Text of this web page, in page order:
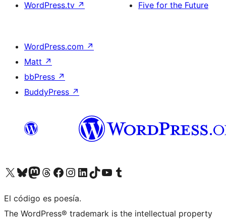
WordPress.tv ↗
Five for the Future
WordPress.com ↗
Matt ↗
bbPress ↗
BuddyPress ↗
Visita nuestra cuenta de X (anteriormente Twitter)
Visita nuestra cuenta de Bluesky
Visita nuestra cuenta de Mastodon
Visita nuestra cuenta de Threads
Visita nuestra página de Facebook
Visita nuestra cuenta de Instagram
Visita nuestra cuenta de LinkedIn
Visita nuestra cuenta de TikTok
Visita nuestro canal de YouTube
Visita nuestra cuenta de Tumblr
El código es poesía.
The WordPress® trademark is the intellectual property